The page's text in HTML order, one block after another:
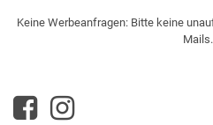
Keine Werbeanfragen: Bitte keine
Mails.